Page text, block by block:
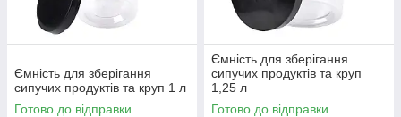
Ємність для зберігання
сипучих продуктів та круп 1 л
Готово до відправки
Ємність для зберігання
сипучих продуктів та круп
1,25 л
Готово до відправки